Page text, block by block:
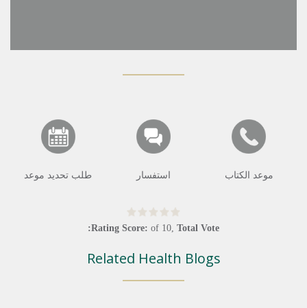
موعد الكتاب استفسار طلب تحديد موعد
Rating Score: of 10, Total Vote:
Related Health Blogs